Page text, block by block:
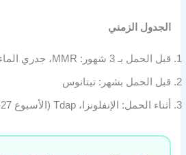
الجدول الزمني
قبل الحمل بـ 3 شهور: MMR، جدري الماء
قبل الحمل بشهر: تيتانوس
أثناء الحمل: الإنفلونزا، Tdap (الأسبوع 27-36)